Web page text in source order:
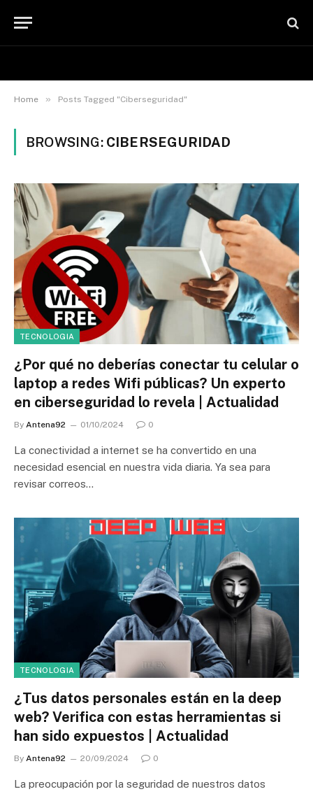
Home » Posts Tagged "Ciberseguridad"
BROWSING: CIBERSEGURIDAD
TECNOLOGIA
¿Por qué no deberías conectar tu celular o
laptop a redes Wifi públicas? Un experto
en ciberseguridad lo revela | Actualidad
By Antena92 01/10/2024 0
La conectividad a internet se ha convertido en una
necesidad esencial en nuestra vida diaria. Ya sea para
revisar correos…
TECNOLOGIA
¿Tus datos personales están en la deep
web? Verifica con estas herramientas si
han sido expuestos | Actualidad
By Antena92 20/09/2024 0
La preocupación por la seguridad de nuestros datos